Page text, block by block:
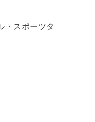
・スポーツタ